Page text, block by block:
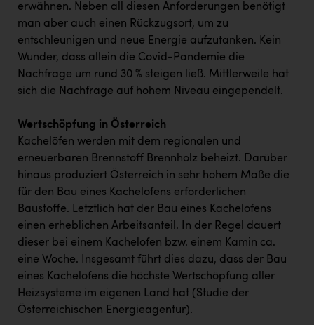
erwähnen. Neben all diesen Anforderungen benötigt
man aber auch einen Rückzugsort, um zu
entschleunigen und neue Energie aufzutanken. Kein
Wunder, dass allein die Covid-Pandemie die
Nachfrage um rund 30 % steigen ließ. Mittlerweile hat
sich die Nachfrage auf hohem Niveau eingependelt.
Wertschöpfung in Österreich
Kachelöfen werden mit dem regionalen und
erneuerbaren Brennstoff Brennholz beheizt. Darüber
hinaus produziert Österreich in sehr hohem Maße die
für den Bau eines Kachelofens erforderlichen
Baustoffe. Letztlich hat der Bau eines Kachelofens
einen erheblichen Arbeitsanteil. In der Regel dauert
dieser bei einem Kachelofen bzw. einem Kamin ca.
eine Woche. Insgesamt führt dies dazu, dass der Bau
eines Kachelofens die höchste Wertschöpfung aller
Heizsysteme im eigenen Land hat (Studie der
Österreichischen Energieagentur).